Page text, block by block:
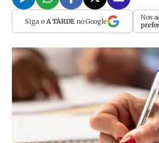
Siga o A TARDEno Google Nos